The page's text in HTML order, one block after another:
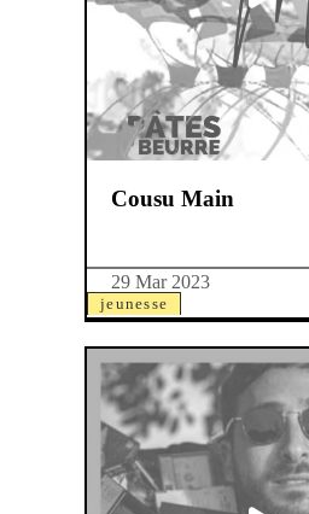
jeunesse
Cousu Main
29 Mar 2023